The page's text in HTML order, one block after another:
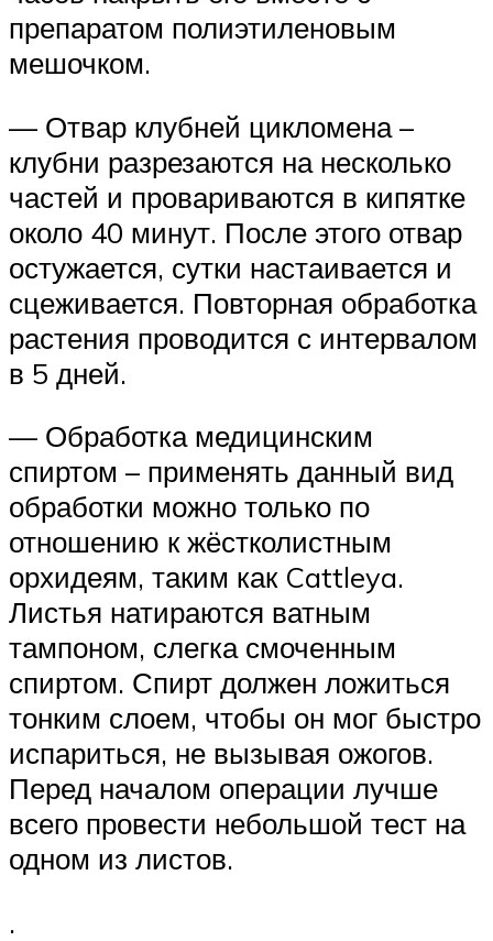
препаратом полиэтиленовым
мешочком.
— Отвар клубней цикломена –
клубни разрезаются на несколько
частей и провариваются в кипятке
около 40 минут. После этого отвар
остужается, сутки настаивается и
сцеживается. Повторная обработка
растения проводится с интервалом
в 5 дней.
— Обработка медицинским
спиртом – применять данный вид
обработки можно только по
отношению к жёстколистным
орхидеям, таким как Cattleya.
Листья натираются ватным
тампоном, слегка смоченным
спиртом. Спирт должен ложиться
тонким слоем, чтобы он мог быстро
испариться, не вызывая ожогов.
Перед началом операции лучше
всего провести небольшой тест на
одном из листов.
.